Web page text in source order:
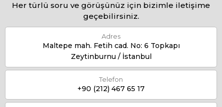
Her türlü soru ve görüşünüz için bizimle iletişime
geçebilirsiniz.
Adres
Maltepe mah. Fetih cad. No: 6 Topkapı
Zeytinburnu / İstanbul
Telefon
+90 (212) 467 65 17